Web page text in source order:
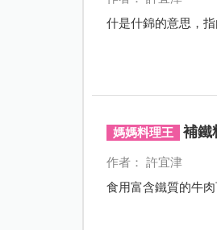
什是什錦的意思，
媽媽料理王 補鐵
作者： 許宜津
食用富含鐵質的牛